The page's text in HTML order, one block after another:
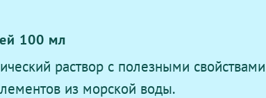
100 мл
раствор с полезными свойствами
из морской воды.